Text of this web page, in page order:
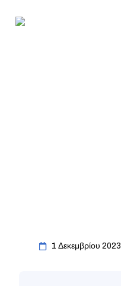
1 Δεκεμβρίου 2023